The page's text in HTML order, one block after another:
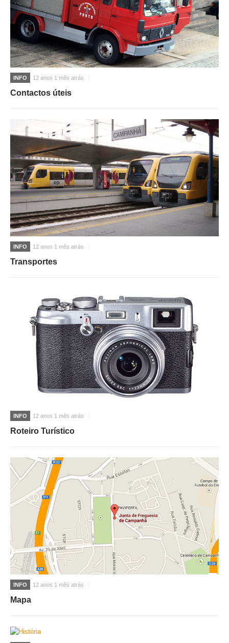
INFO 12 anos 1 mês atrás
Contactos úteis
INFO 12 anos 1 mês atrás
Transportes
INFO 12 anos 1 mês atrás
Roteiro Turístico
INFO 12 anos 1 mês atrás
Mapa